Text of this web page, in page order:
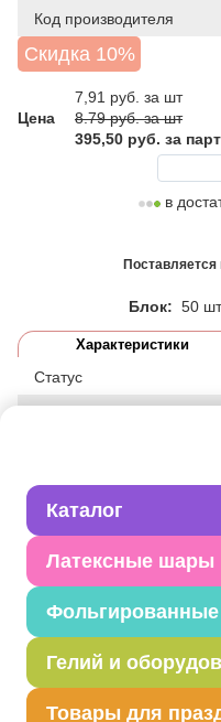
Каталог
Латексные шары
Гелий и
Товары для
Код производителя
Скидка 10%
Цена
7,91 руб. за шт
8.79 руб. за шт
395,50 руб. за
в
Поставляется
Блок: 50
Характеристики
Статус
Размер
Общие размеры
Штрих код
Исходный материал